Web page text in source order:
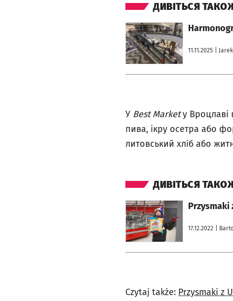
ДИВІТЬСЯ
11.11.2025 |
otworzy się w nowej karcie
У Best Marketу Вроцлаві
пива, ікру осетра або
литовський хліб або
ДИВІТЬСЯ
Przysmaki
17.12.2022 |
otworzy się w nowej karcie
Czytaj także: Przysmaki z